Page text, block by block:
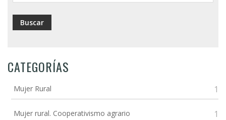
CATEGORÍAS
Mujer Rural 1
Mujer rural. Cooperativismo agrario 1